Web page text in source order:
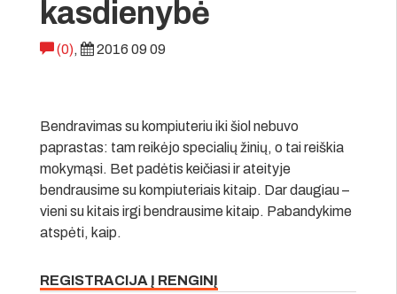
kasdienybė
(0), 2016 09 09
Bendravimas su kompiuteriu iki šiol nebuvo
paprastas: tam reikėjo specialių žinių, o tai reiškia
mokymąsi. Bet padėtis keičiasi ir ateityje
bendrausime su kompiuteriais kitaip. Dar daugiau –
vieni su kitais irgi bendrausime kitaip. Pabandykime
atspėti, kaip.
REGISTRACIJA Į RENGINĮ